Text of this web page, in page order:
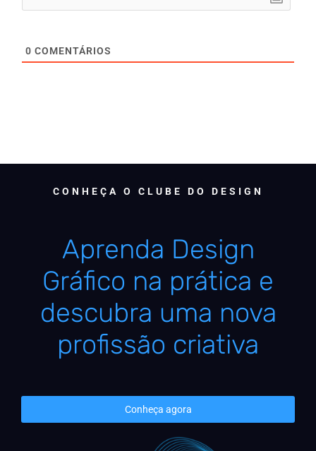
0 COMENTÁRIOS
CONHEÇA O CLUBE DO DESIGN
Aprenda Design
Gráfico na prática e
descubra uma nova
profissão criativa
Conheça agora